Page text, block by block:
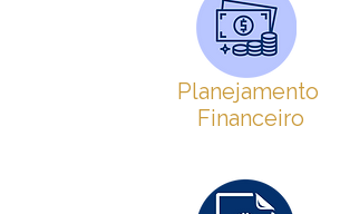
Planejamento
Financeiro